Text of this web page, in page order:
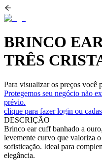
BRINCO
TRÊS
Para visualizar os preços você
Protegemos seu negócio não
prévio.
clique para fazer login ou
DESCRIÇÃO
Brinco ear cuff banhado a
levemente curvo que valoriza
sofisticação. Ideal para
elegância.